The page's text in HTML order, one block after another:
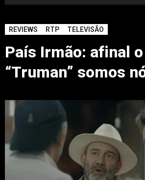
REVIEWS RTP TELEVISÃO
País Irmão: afinal o
“Truman” somos